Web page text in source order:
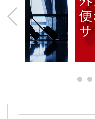
Previous